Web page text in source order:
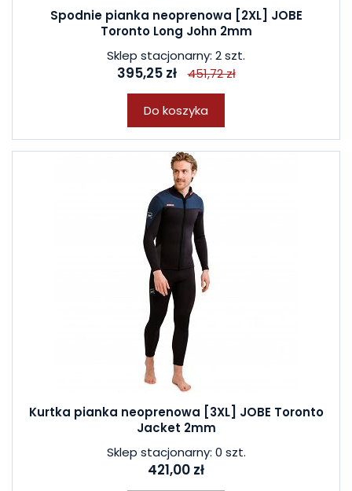
Spodnie pianka neoprenowa [2XL] JOBE
Toronto Long John 2mm
Sklep stacjonarny: 2 szt.
395,25 zł 451,72 zł
Do koszyka
Kurtka pianka neoprenowa [3XL] JOBE Toronto
Jacket 2mm
Sklep stacjonarny: 0 szt.
421,00 zł